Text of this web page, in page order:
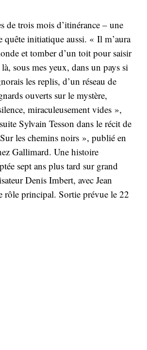
de trois mois d’itinérance – une
quête initiatique aussi. « Il m’aura
et tomber d’un toit pour saisir
sous mes yeux, dans un pays si
les replis, d’un réseau de
ouverts sur le mystère,
miraculeusement vides »,
Sylvain Tesson dans le récit de
les chemins noirs », publié en
Gallimard. Une histoire
sept ans plus tard sur grand
Denis Imbert, avec Jean
rôle principal. Sortie prévue le 22